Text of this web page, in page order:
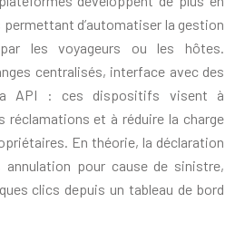
d’automatiser la gestion
les voyageurs ou les hôtes.
centralisés, interface avec des
API : ces dispositifs visent à
réclamations et à réduire la charge
En théorie, la déclaration
annulation pour cause de sinistre,
clics depuis un tableau de bord